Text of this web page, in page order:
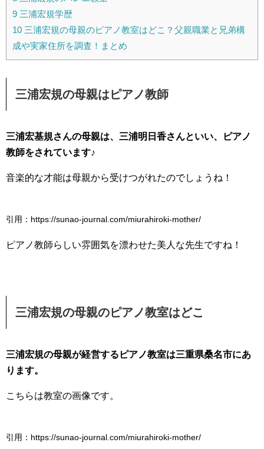
9 三浦宏規学歴
10 三浦宏規の母親のピアノ教室はどこ？父親職業と兄弟構
成や実家住所を調査！まとめ
三浦宏規の母親はピアノ教師
三浦宏基規さんの母親は、三浦明日香さんといい、ピアノ
教師をされています♪
音楽的な才能は母親から受けつがれたのでしょうね！
引用：https://sunao-journal.com/miurahiroki-mother/
ピアノ教師らしい雰囲気を漂わせた美人な先生ですね！
三浦宏規の母親のピアノ教室はどこ
三浦宏規の母親が経営するピアノ教室は三重県桑名市にあ
ります。
こちらは教室の画像です。
引用：https://sunao-journal.com/miurahiroki-mother/